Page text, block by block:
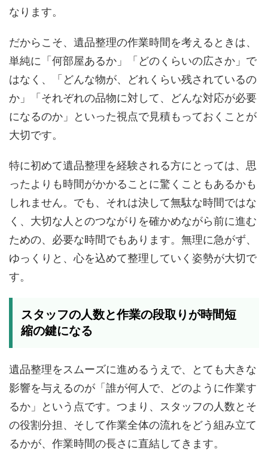
なります。
だからこそ、遺品整理の作業時間を考えるときは、
単純に「何部屋あるか」「どのくらいの広さか」で
はなく、「どんな物が、どれくらい残されているの
か」「それぞれの品物に対して、どんな対応が必要
になるのか」といった視点で見積もっておくことが
大切です。
特に初めて遺品整理を経験される方にとっては、思
ったよりも時間がかかることに驚くこともあるかも
しれません。でも、それは決して無駄な時間ではな
く、大切な人とのつながりを確かめながら前に進む
ための、必要な時間でもあります。無理に急がず、
ゆっくりと、心を込めて整理していく姿勢が大切で
す。
スタッフの人数と作業の段取りが時間短
縮の鍵になる
遺品整理をスムーズに進めるうえで、とても大きな
影響を与えるのが「誰が何人で、どのように作業す
るか」という点です。つまり、スタッフの人数とそ
の役割分担、そして作業全体の流れをどう組み立て
るかが、作業時間の長さに直結してきます。